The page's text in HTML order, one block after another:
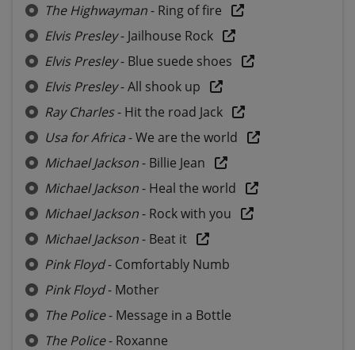
The Highwayman- Ring of fire
Elvis Presley- Jailhouse Rock
Elvis Presley- Blue suede shoes
Elvis Presley- All shook up
Ray Charles- Hit the road Jack
Usa for Africa- We are the world
Michael Jackson- Billie Jean
Michael Jackson- Heal the world
Michael Jackson- Rock with you
Michael Jackson- Beat it
Pink Floyd- Comfortably Numb
Pink Floyd- Mother
The Police- Message in a Bottle
The Police- Roxanne